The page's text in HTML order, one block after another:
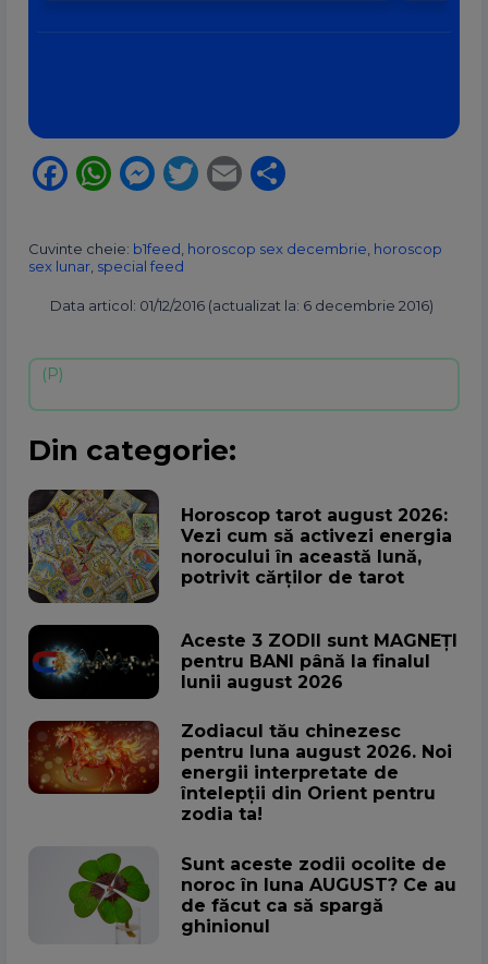
Facebook
WhatsApp
Messenger
Twitter
Email
Cuvinte cheie: b1feed horoscop sex decembrie horoscop
sex lunar special feed
Data articol: 01/12/2016 (actualizat la: 6 decembrie 2016)
Din categorie:
Horoscop tarot august 2026:
Vezi cum să activezi energia
norocului în această lună,
potrivit cărților de tarot
Aceste 3 ZODII sunt MAGNEȚI
pentru BANI până la finalul
lunii august 2026
Zodiacul tău chinezesc
pentru luna august 2026. Noi
energii interpretate de
întelepții din Orient pentru
zodia ta!
Sunt aceste zodii ocolite de
noroc în luna AUGUST? Ce au
de făcut ca să spargă
ghinionul